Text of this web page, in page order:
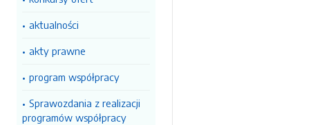
aktualności
akty prawne
program współpracy
Sprawozdania z realizacji
programów współpracy